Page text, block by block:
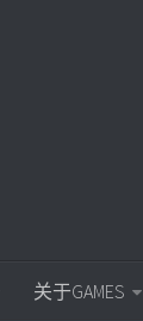
关于GAMES